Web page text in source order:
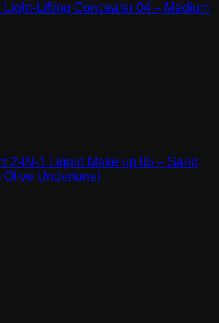
Light-Lifting Concealer 04 – Medium
2-IN-1 Liquid Make up 06 – Sand
Olive Undertone)